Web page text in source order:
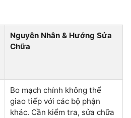
Nguyên Nhân & Hướng Sửa
Chữa
Bo mạch chính không thể
giao tiếp với các bộ phận
khác. Cần kiểm tra, sửa chữa